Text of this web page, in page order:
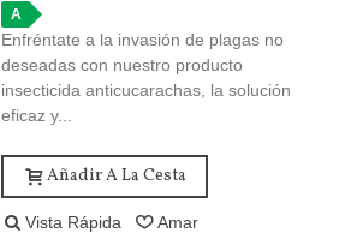
A
Enfréntate a la invasión de plagas no
deseadas con nuestro producto
insecticida anticucarachas, la solución
eficaz y...
Añadir A La Cesta
Vista Rápida
Amar